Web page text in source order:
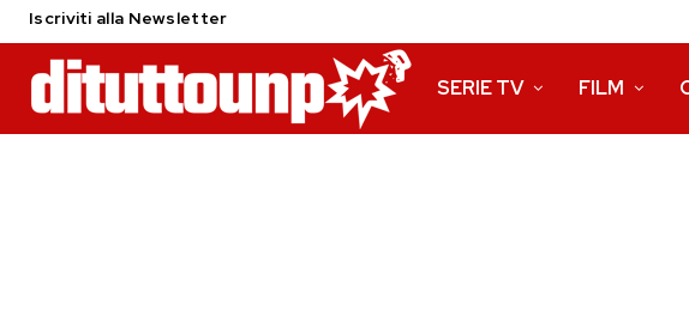
Iscriviti alla Newsletter
SERIE TV FILM